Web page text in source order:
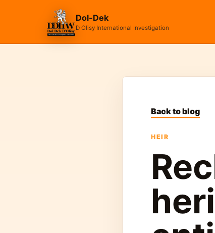
Dol-Dek
D Olisy International Investigation
Back to blog
HEIR